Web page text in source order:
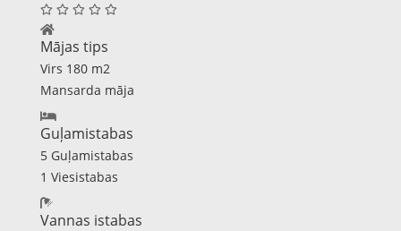
Mājas tips
Virs 180 m2
Mansarda māja
Guļamistabas
5 Guļamistabas
1 Viesistabas
Vannas istabas